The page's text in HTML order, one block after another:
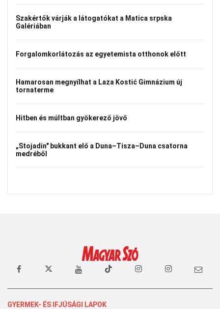
Szakértők várják a látogatókat a Matica srpska
Galériában
Forgalomkorlátozás az egyetemista otthonok előtt
Hamarosan megnyílhat a Laza Kostić Gimnázium új
tornaterme
Hitben és múltban gyökerező jövő
„Stojadin" bukkant elő a Duna–Tisza–Duna csatorna
medréből
GYERMEK- ÉS IFJÚSÁGI LAPOK